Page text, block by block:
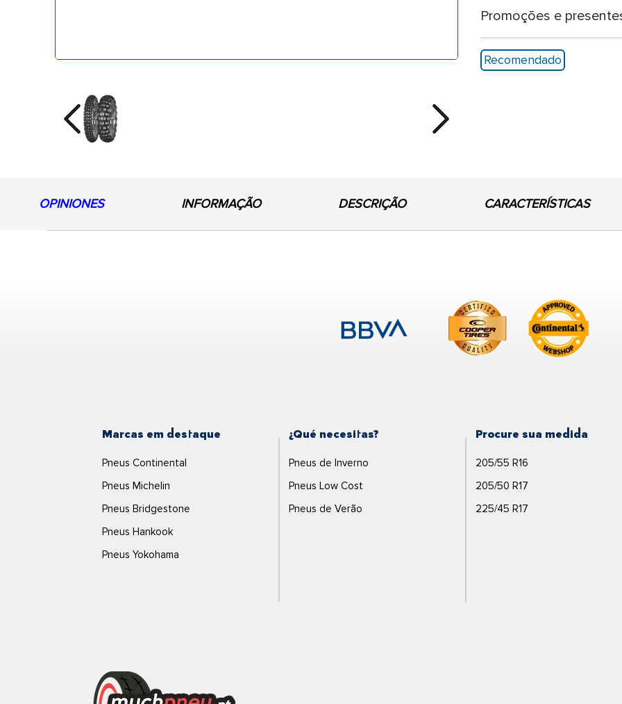
Previous Next
Promoções e
Recomendado
OPINIONES INFORMAÇÃO DESCRIÇÃO CARACTERÍSTICAS
Marcas em destaque
Pneus Continental
Pneus Michelin
Pneus Bridgestone
Pneus Hankook
Pneus Yokohama
¿Qué necesitas?
Pneus de Inverno
Pneus Low Cost
Pneus de Verão
Procure sua medida
205/55 R16
205/50 R17
225/45 R17